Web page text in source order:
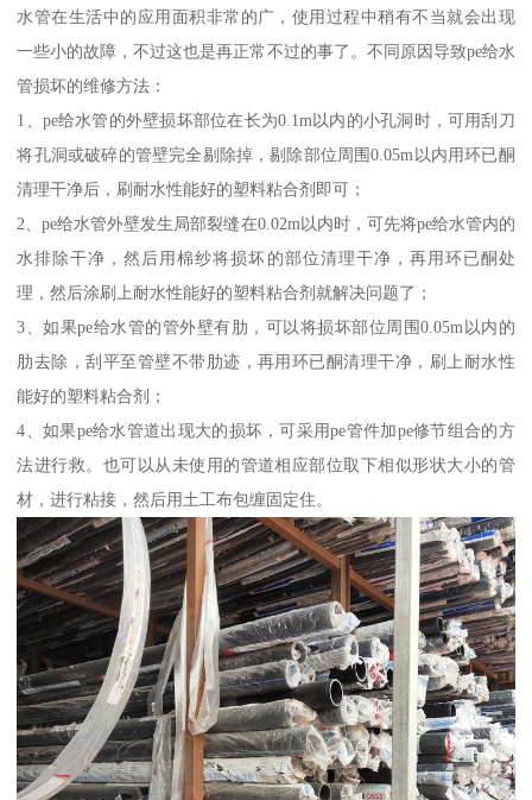
水管在生活中的应用面积非常的广，使用过程中稍有不当就会出现
一些小的故障，不过这也是再正常不过的事了。不同原因导致pe给水
管损坏的维修方法：
1、pe给水管的外壁损坏部位在长为0.1m以内的小孔洞时，可用刮刀
将孔洞或破碎的管壁完全剔除掉，剔除部位周围0.05m以内用环已酮
清理干净后，刷耐水性能好的塑料粘合剂即可；
2、pe给水管外壁发生局部裂缝在0.02m以内时，可先将pe给水管内的
水排除干净，然后用棉纱将损坏的部位清理干净，再用环已酮处
理，然后涂刷上耐水性能好的塑料粘合剂就解决问题了；
3、如果pe给水管的管外壁有肋，可以将损坏部位周围0.05m以内的
肋去除，刮平至管壁不带肋迹，再用环已酮清理干净，刷上耐水性
能好的塑料粘合剂；
4、如果pe给水管道出现大的损坏，可采用pe管件加pe修节组合的方
法进行救。也可以从未使用的管道相应部位取下相似形状大小的管
材，进行粘接，然后用土工布包缠固定住。